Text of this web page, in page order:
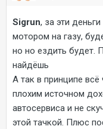
Sigrun, за эти
мотором на газу,
но но ездить будет.
найдёшь
А так в принципе всё
плохим источном
автосервиса и не
этой тачкой. Плюс